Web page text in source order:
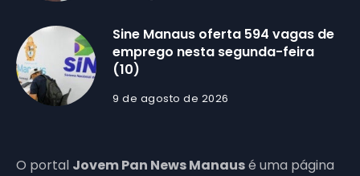
Sine Manaus oferta 594 vagas de
emprego nesta segunda-feira
(10)
9 de agosto de 2026
O portal Jovem Pan News Manausé uma página